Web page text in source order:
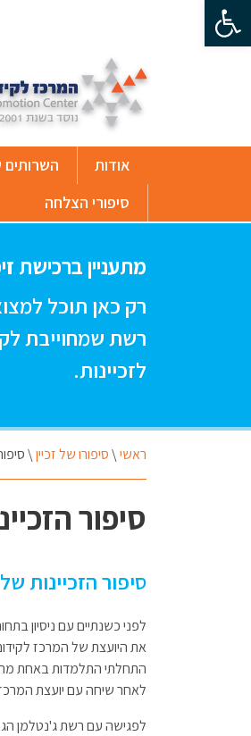
פתח סרגל נגישות
אודות השרותים
סיפורי הצלחה
מתעניין ברכישת
רק כאן תוכל
רשת שמחוייבת
לזכיינות.
ראשי\סיפורו של זכיין\
סיפור
סיפור הזכיינות
לפני כשנתיים עם ניסיון
את היועצת של המרכז
התחלתי התלמדות באחת
לאחר שיחה עם יועצת
לפגישה עם רשת ג'נטלמן